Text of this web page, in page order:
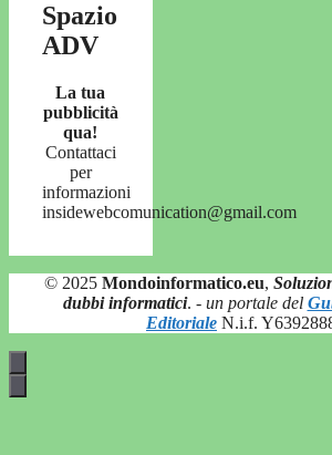
Spazio
ADV
La tua
pubblicità
qua!
Contattaci
per
informazioni
insidewebcomunication@gmail.com
© 2025 Mondoinformatico.eu,
dubbi informatici. - un portale del
Editoriale N.i.f.